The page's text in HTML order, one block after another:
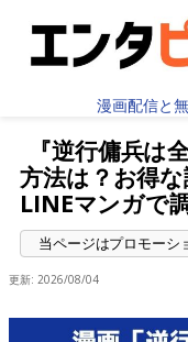
漫画配信と
『逆行傭兵は
方法は？お得
LINEマンガで
更新: 2026/08/04